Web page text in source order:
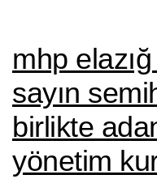
mhp
sayın
birlikte
yönetim